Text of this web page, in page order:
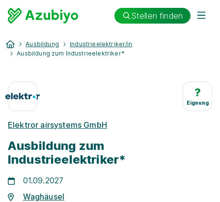
Stellen finden
Ausbildung
Industrieelektriker/in
Ausbildung zum Industrieelektriker*
?
Eignung
Elektror airsystems GmbH
Ausbildung zum
Industrieelektriker*
01.09.2027
Waghäusel